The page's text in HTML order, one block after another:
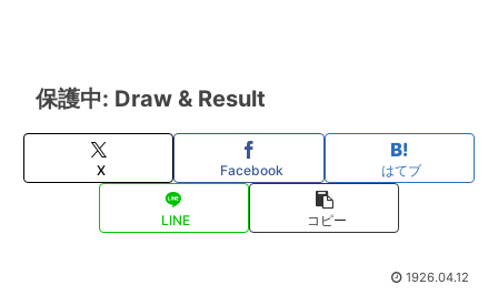
保護中: Draw & Result
X Facebook はてブ
LINE コピー
1926.04.12